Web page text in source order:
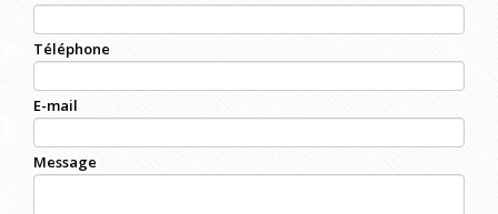
Téléphone
E-mail
Message